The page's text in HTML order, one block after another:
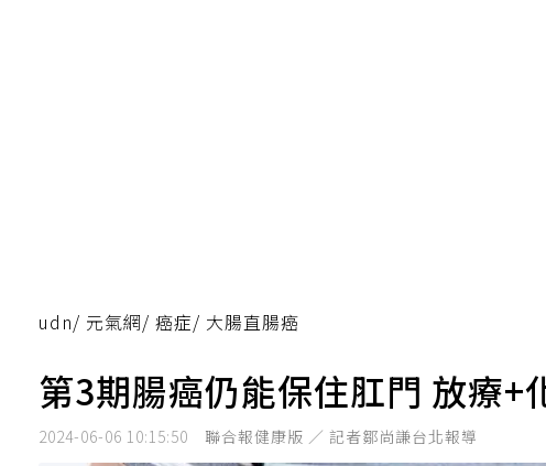
udn/ 元氣網/ 癌症/ 大腸直腸癌
第3期腸癌仍能保住肛門 放療+
2024-06-06 10:15:50 聯合報健康版 ／ 記者鄒尚謙台北報導